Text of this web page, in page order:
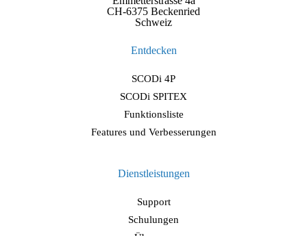
CH-6375 Beckenried
Schweiz
Entdecken
SCODi 4P
SCODi SPITEX
Funktionsliste
Features und Verbesserungen
Dienstleistungen
Support
Schulungen